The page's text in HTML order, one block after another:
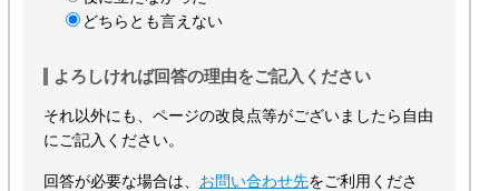
どちらとも言えない
よろしければ回答の理由をご記入ください
それ以外にも、ページの改良点等がございましたら自由
にご記入ください。
回答が必要な場合は、 お問い合わせ先をご利用くださ